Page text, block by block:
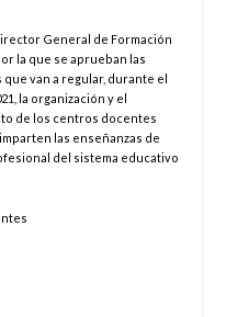
General de Formación
la que se aprueban las
van a regular, durante el
la organización y el
de los centros docentes
las enseñanzas de
del sistema educativo